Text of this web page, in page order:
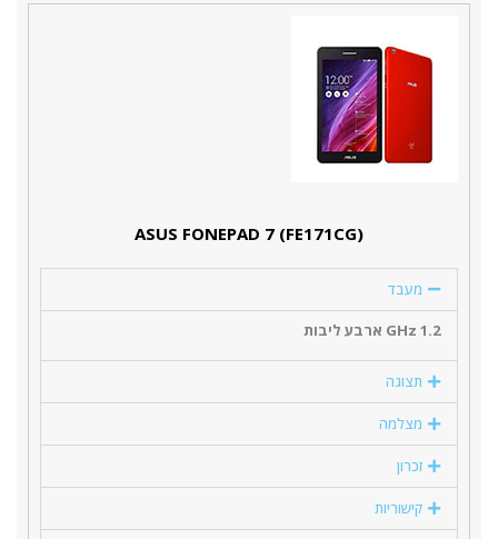
(ASUS FONEPAD 7 (FE171CG
מעבד
1.2 GHz ארבע ליבות
תצוגה
מצלמה
זכרון
קישוריות